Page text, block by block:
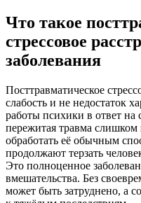
Что такое
стрессовое
заболевания
Посттравматическое
слабость и не недостаток
работы психики в ответ на
пережитая травма
обработать её обычным
продолжают терзать
Это полноценное
вмешательства. Без
может быть затруднено, а